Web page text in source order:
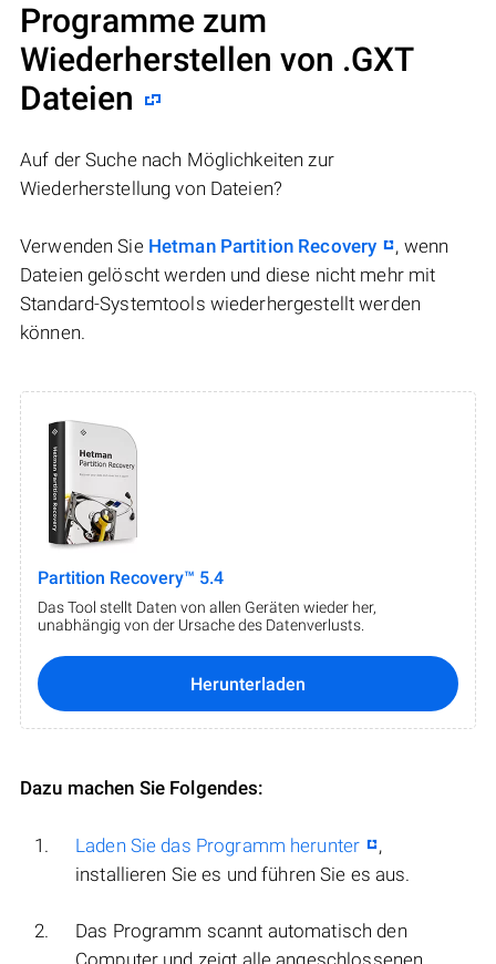
Programme zum
Wiederherstellen von .GXT
Dateien
Auf der Suche nach Möglichkeiten zur
Wiederherstellung von Dateien?
Verwenden Sie Hetman Partition Recovery
, wenn
Dateien gelöscht werden und diese nicht mehr mit
Standard-Systemtools wiederhergestellt werden
können.
Partition Recovery™ 5.4
Das Tool stellt Daten von allen Geräten wieder her,
unabhängig von der Ursache des Datenverlusts.
Herunterladen
Dazu machen Sie Folgendes:
Laden Sie das Programm herunter
,
installieren Sie es und führen Sie es aus.
Das Programm scannt automatisch den